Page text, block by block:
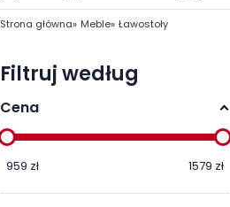
Strona główna Meble Ławostoły
Filtruj według
Cena
959 zł 1579 zł